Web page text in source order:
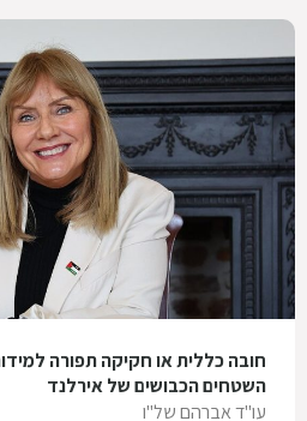
חובה כללית או חקיקה תפורה
השטחים הכבושים של אירלנד
עו"ד אברהם של"ו